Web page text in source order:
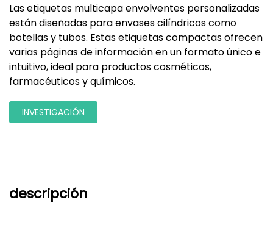
Las etiquetas multicapa envolventes personalizadas
están diseñadas para envases cilíndricos como
botellas y tubos. Estas etiquetas compactas ofrecen
varias páginas de información en un formato único e
intuitivo, ideal para productos cosméticos,
farmacéuticos y químicos.
INVESTIGACIÓN
descripción